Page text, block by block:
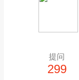
提问
299